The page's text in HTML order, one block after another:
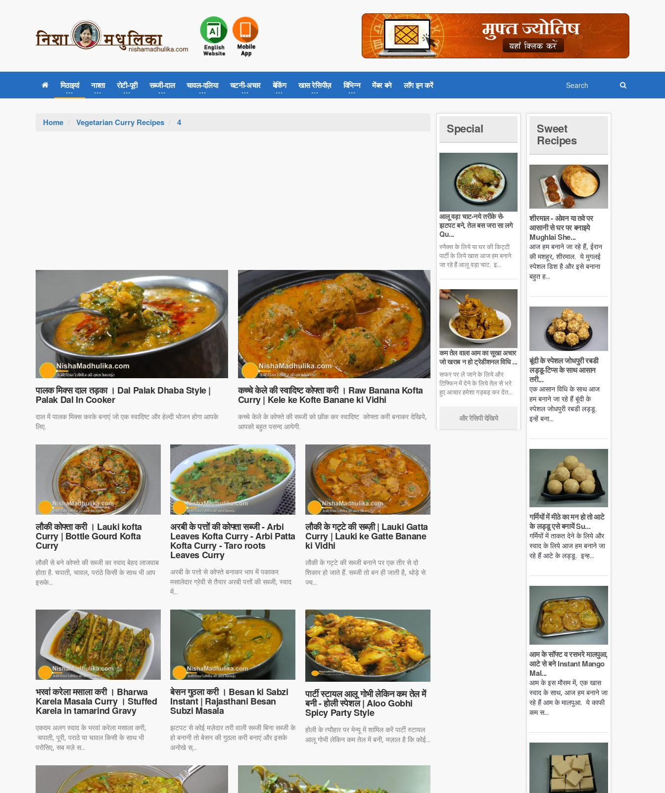
मिठाइयां नाश्ता रोटी-पूरी सब्जी-दाल चावल-दलिया चटनी-अचार बेकिंग खास रेसिपीज़ विभिन्न मेंबर बने लॉग इन करें
Home Vegetarian Curry Recipes 4
पालक मिक्स दाल तड़का । Dal Palak Dhaba Style |
Palak Dal In Cooker
दाल में पालक मिक्स करके बनाएं जो एक स्वादिष्ट और हेल्दी भोजन होगा आपके
लिए.
कच्चे केले की स्वादिष्ट कोफ्ता करी । Raw Banana Kofta
Curry | Kele ke Kofte Banane ki Vidhi
कच्चे केले के कोफ्ते की सब्जी को छोंक कर स्वादिष्ट कोफ्ता करी बनाकर देखिये,
आपको बहुत पसन्द आयेगी.
लौकी कोफ्ता करी । Lauki kofta
Curry | Bottle Gourd Kofta
Curry
लौकी से बने कोफ्ते की सब्जी का स्वाद बेहद लाजवाब
होता है. चपाती, चावल, परांठे किसी के साथ भी आप
इसके...
अरबी के पत्तों की कोफ्ता सब्जी - Arbi
Leaves Kofta Curry - Arbi Patta
Kofta Curry - Taro roots
Leaves Curry
अरबी के पत्तो से कोफ्ते बनाकर भाप में पकाकर
मसालेदार ग्रेवी से तैयार अरबी पत्तों की सब्जी, स्वाद
में...
लौकी के गट्टे की सब्ज़ी | Lauki Gatta
Curry | Lauki ke Gatte Banane
ki Vidhi
लौकी के गट्टे की सब्जी बनाने पर एक तीर से दो
शिकार हो जाते हैं. सब्जी तो बन ही जाती है, थोड़े से
ज्य...
भरवां करेला मसाला करी । Bharwa
Karela Masala Curry । Stuffed
Karela in tamarind Gravy
एकदम अलग स्वाद के भरवां करेला मसाला करी,
चपाती, पूरी, पराठे या चावल किसी के साथ भी
परोसिए, सब मज़े स...
बेसन गुठला करी । Besan ki Sabzi
Instant | Rajasthani Besan
Subzi Masala
झटपट से कोई मज़ेदार तरी वाली सब्जी बिना सब्जी के
हो बनानी तो बेसन की गुठला करी बनाएं और इसके
अनोखे स्...
पार्टी स्टायल आलू गोभी लेकिन कम तेल में
बनी - होली स्पेशल | Aloo Gobhi
Spicy Party Style
होली के त्यौहार पर मेन्यू में शामिल करें पार्टी स्टायल
आलू गोभी लेकिन कम तेल में बनी, मज़ाल है कि कोई...
Special
आलू वड़ा चाट-नये तरीके से-
झटपट बने, तेल बस जरा सा लगे
Qu...
स्नैक्स के लिये या घर की किट्टी
पार्टी के लिये खास आज हम बनाने
जा रहे हैं आलू वड़ा चाट. इ...
कम तेल वाला आम का सूखा अचार
जो खराब न हो ट्रेडीशनल विधि ...
सफर पर ले जाने के लिये और
टिफ्फिन में देने के लिये तेल से भरे
हुए आचार हमेशा गड़बड़ कर देत...
और रेसिपी देखिये
Sweet
Recipes
शीरमाल - ओवन या तवे पर
आसानी से घर पर बनाइये
Mughlai She...
आज हम बनाने जा रहे हैं, ईरान
की मशहूर, शीरमाल. ये मुगलई
स्पेशल डिश है और इसे बनाना
बहुत ह...
बूंदी के स्पेशल जोधपुरी रबडी
लड्डू-टिप्स के साथ आसान
तरी...
एक आसान विधि के साथ आज
हम बनाने जा रहे हैं बूंदी के
स्पेशल जोधपुरी रबडी लड्डू.
इन्हें बना...
गर्मियों में मीठे का मन हो तो आटे
के लड्डू एसे बनायें Su...
गर्मियों में ताकत देने के लिये और
स्वाद के लिये आज हम बनाने जा
रहे हैं आटे के लड्डू. इन्ह...
आम के सॉफ्ट व रसभरे मालपुआ,
आटे से बने Instant Mango
Mal...
आम के इस मौसम में, एक खास
स्वाद के साथ, आज हम बनाने जा
रहे हैं आम के मालपुआ. ये काफी
कम स...